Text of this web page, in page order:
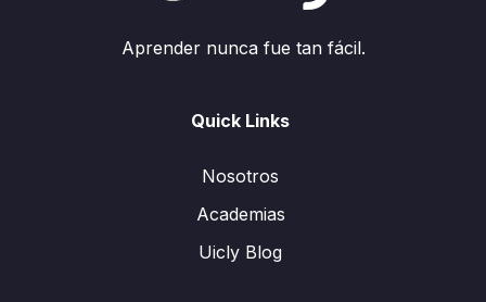
Aprender nunca fue tan fácil.
Quick Links
Nosotros
Academias
Uicly Blog